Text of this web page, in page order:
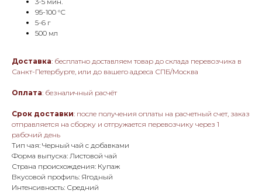
95-100 °С
5-6 г
500 мл
Доставка: бесплатно доставляем товар до склада перевозчика в
Санкт-Петербурге, или до вашего адреса СПБ/Москва
Оплата: безналичный расчёт
Срок доставки: после получения оплаты на расчетный счет, заказ
отправляется на сборку и отгружается перевозчику через 1
рабочий день
Тип чая: Черный чай с добавками
Форма выпуска: Листовой чай
Страна происхождения: Купаж
Вкусовой профиль: Ягодный
Интенсивность: Средний